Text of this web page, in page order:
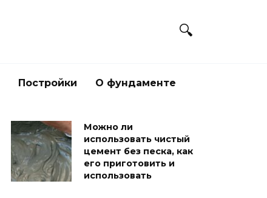
Постройки О фундаменте
Можно ли
использовать чистый
цемент без песка, как
его приготовить и
использовать